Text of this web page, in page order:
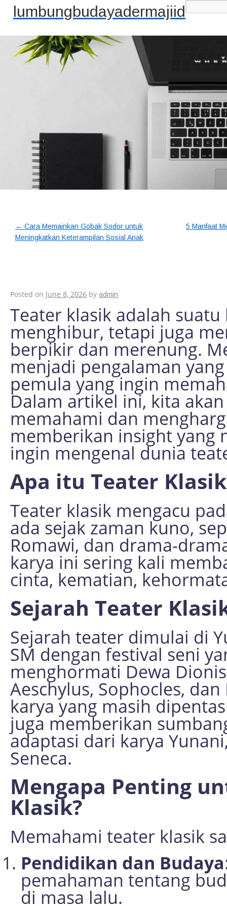
lumbungbudayadermajiid
← Cara Memainkan Gobak Sodor untuk
Meningkatkan Keterampilan Sosial Anak
5 Manfaat
Posted on June 8, 2026 by admin
Teater klasik adalah
menghibur, tetapi juga
berpikir dan merenung.
menjadi pengalaman
pemula yang ingin
Dalam artikel ini, kita
memahami dan
memberikan insight yang
ingin mengenal dunia
Apa itu Teater
Teater klasik mengacu
ada sejak zaman kuno,
Romawi, dan drama-
karya ini sering kali
cinta, kematian,
Sejarah Teater
Sejarah teater dimulai di
SM dengan festival seni
menghormati Dewa
Aeschylus, Sophocles,
karya yang masih
juga memberikan
adaptasi dari karya
Seneca.
Mengapa Penting
Klasik?
Memahami teater klasik
Pendidikan dan Budaya
pemahaman tentang
di masa lalu.